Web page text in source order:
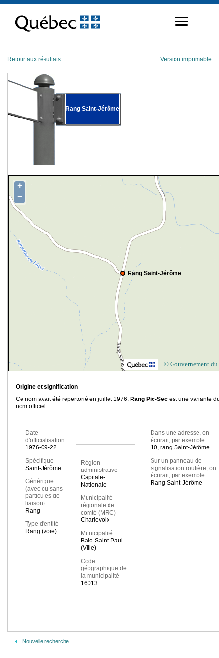
contenu
Retour aux résultats Version imprimable
Rang Saint-Jérôme
Rang Saint-Jérôme
+
−
© Gouvernement du
Origine et signification
Ce nom avait été répertorié en juillet 1976. Rang Pic-Sec est une variante
nom officiel.
Date
d'officialisation
1976-09-22
Spécifique
Saint-Jérôme
Générique
(avec ou sans
particules de
liaison)
Rang
Type d'entité
Rang (voie)
Région
administrative
Capitale-
Nationale
Municipalité
régionale de
comté (MRC)
Charlevoix
Municipalité
Baie-Saint-Paul
(Ville)
Code
géographique de
la municipalité
16013
Dans une adresse, on
écrirait, par exemple :
10, rang Saint-Jérôme
Sur un panneau de
signalisation routière, on
écrirait, par exemple :
Rang Saint-Jérôme
Nouvelle recherche